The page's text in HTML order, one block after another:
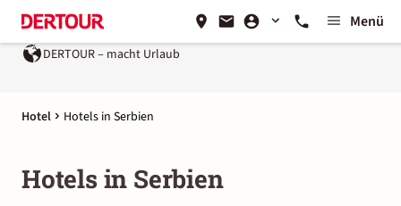
Menü
DERTOUR – macht Urlaub
Hotel Hotels in Serbien
Hotels in Serbien